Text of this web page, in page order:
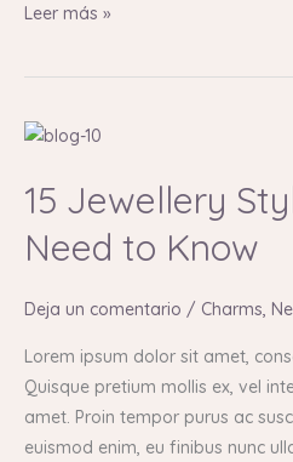
Leer más »
15 Jewellery
Need to Know
Deja un comentario / Charms,
Lorem ipsum dolor sit amet,
Quisque pretium mollis ex, vel
amet. Proin tempor purus ac
euismod enim, eu finibus nunc
15
Style
You
to
Know